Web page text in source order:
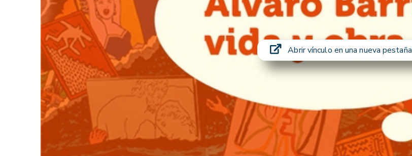
Abrir vínculo en una nueva pestaña